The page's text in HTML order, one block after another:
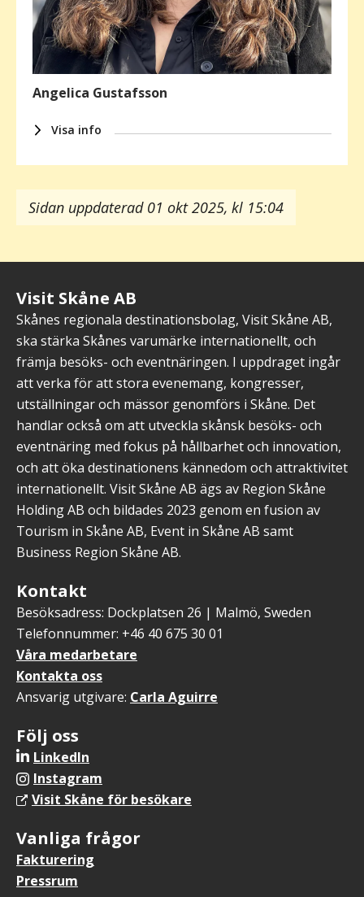
Angelica Gustafsson
Visa info
Sidan uppdaterad 01 okt 2025, kl 15:04
Visit Skåne AB
Skånes regionala destinationsbolag, Visit Skåne AB,
ska stärka Skånes varumärke internationellt, och
främja besöks- och eventnäringen. I uppdraget ingår
att verka för att stora evenemang, kongresser,
utställningar och mässor genomförs i Skåne. Det
handlar också om att utveckla skånsk besöks- och
eventnäring med fokus på hållbarhet och innovation,
och att öka destinationens kännedom och attraktivitet
internationellt. Visit Skåne AB ägs av Region Skåne
Holding AB och bildades 2023 genom en fusion av
Tourism in Skåne AB, Event in Skåne AB samt
Business Region Skåne AB.
Kontakt
Besöksadress: Dockplatsen 26 | Malmö, Sweden
Telefonnummer: +46 40 675 30 01
Våra medarbetare
Kontakta oss
Ansvarig utgivare: Carla Aguirre
Följ oss
LinkedIn
Instagram
Visit Skåne för besökare
Vanliga frågor
Fakturering
Pressrum